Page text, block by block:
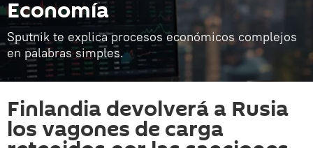
Economía
Sputnik te explica procesos económicos complejos
en palabras simples.
Finlandia devolverá a Rusia
los vagones de carga